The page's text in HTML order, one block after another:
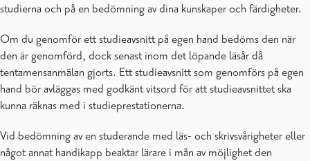
studierna och på en bedömning av dina kunskaper och färdigheter.
Om du genomför ett studieavsnitt på egen hand bedöms den när
den är genomförd, dock senast inom det löpande läsår då
tentamensanmälan gjorts. Ett studieavsnitt som genomförs på egen
hand bör avläggas med godkänt vitsord för att studieavsnittet ska
kunna räknas med i studieprestationerna.
Vid bedömning av en studerande med läs- och skrivsvårigheter eller
något annat handikapp beaktar lärare i mån av möjlighet den